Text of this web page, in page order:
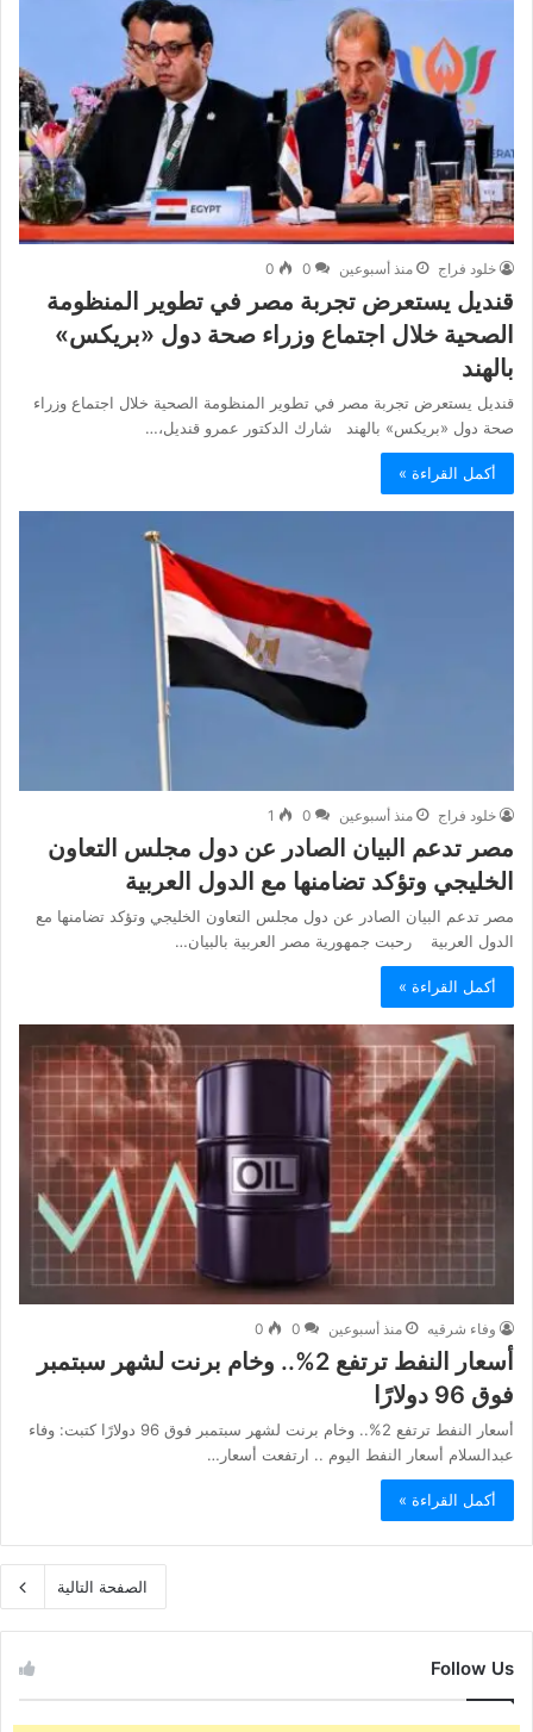
خلود فراج منذ أسبوعين 0
0
قنديل يستعرض تجربة مصر في تطوير المنظومة
الصحية خلال اجتماع وزراء صحة دول «بريكس»
بالهند
قنديل يستعرض تجربة مصر في تطوير المنظومة الصحية خلال اجتماع وزراء
صحة دول «بريكس» بالهند شارك الدكتور عمرو قنديل،…
أكمل القراءة »
خلود فراج منذ أسبوعين 0
1
مصر تدعم البيان الصادر عن دول مجلس التعاون
الخليجي وتؤكد تضامنها مع الدول العربية
مصر تدعم البيان الصادر عن دول مجلس التعاون الخليجي وتؤكد تضامنها مع
الدول العربية رحبت جمهورية مصر العربية بالبيان…
أكمل القراءة »
وفاء شرقيه منذ أسبوعين 0
0
أسعار النفط ترتفع 2%.. وخام برنت لشهر سبتمبر
فوق 96 دولارًا
أسعار النفط ترتفع 2%.. وخام برنت لشهر سبتمبر فوق 96 دولارًا كتبت: وفاء
عبدالسلام أسعار النفط اليوم .. ارتفعت أسعار…
أكمل القراءة »
الصفحة التالية
Follow Us